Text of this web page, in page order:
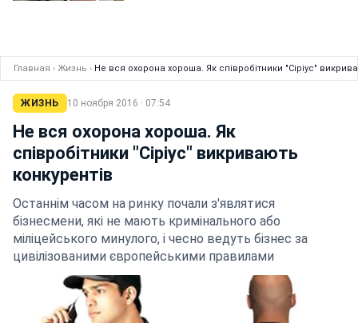
Главная › Жизнь › Не вся охорона хороша. Як співробітники "Сіріус"
ЖИЗНЬ 10 ноября 2016 · 07:54
Не вся охорона хороша. Як
співробітники "Сіріус" викривають
конкурентів
Останнім часом на ринку почали з'являтися
бізнесмени, які не мають кримінального або
міліцейського минулого, і чесно ведуть бізнес за
цивілізованими європейськими правилами